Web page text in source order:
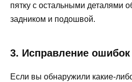
пятку с остальными деталями
задником и подошвой.
3. Исправление ошибок
Если вы обнаружили какие-